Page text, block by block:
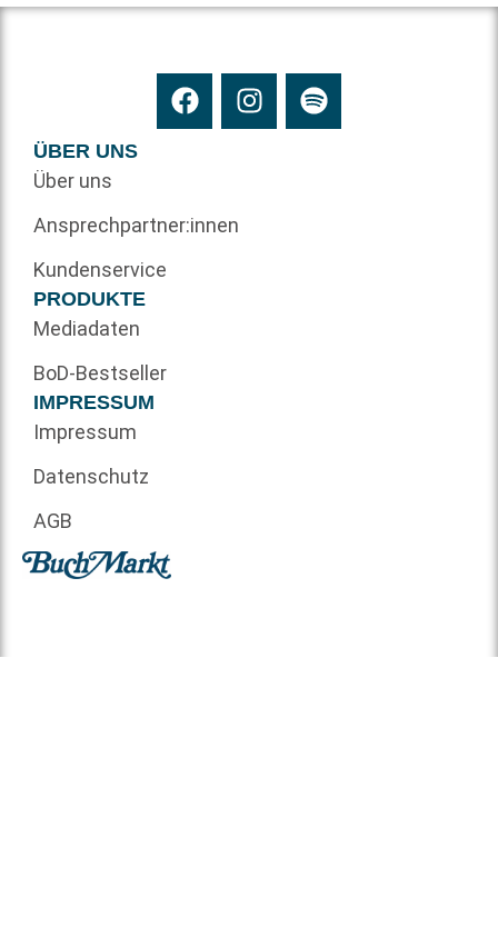
ÜBER UNS
Über uns
Ansprechpartner:innen
Kundenservice
PRODUKTE
Mediadaten
BoD-Bestseller
IMPRESSUM
Impressum
Datenschutz
AGB